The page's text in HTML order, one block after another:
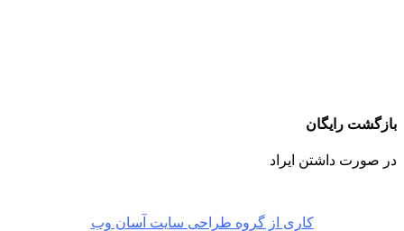
بازگشت رایگان
در صورت داشتن ایراد
کاری از گروه طراحی سایت آسان وب